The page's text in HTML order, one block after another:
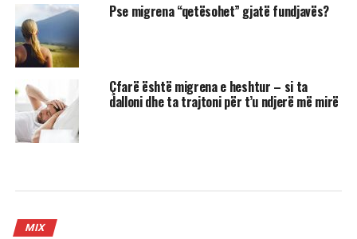
Pse migrena “qetësohet” gjatë fundjavës?
Çfarë është migrena e heshtur – si ta
dalloni dhe ta trajtoni për t’u ndjerë më mirë
MIX